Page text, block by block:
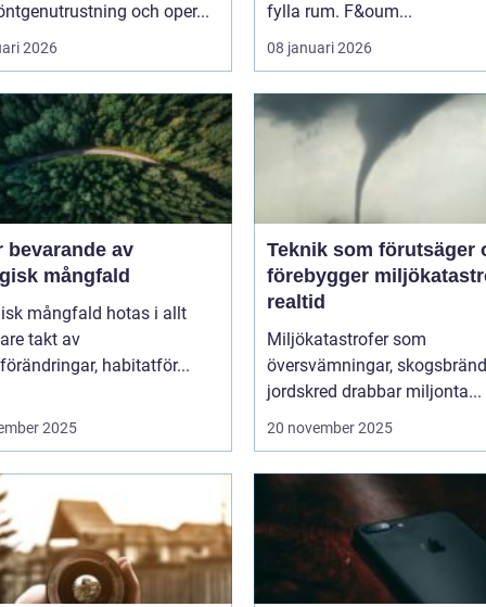
och oper...
2026
fylla rum. F&oum...
08 januari 2026
bevarande av
mångfald
mångfald hotas i allt
takt av
habitatför...
2025
Teknik som förutsäger
förebygger
realtid
Miljökatastrofer som
översvämningar,
jordskred drabbar miljonta...
20 november 2025